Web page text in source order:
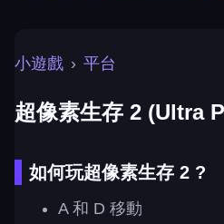
小遊戲 › 平台
超像素生存 2 (Ultra
如何玩超像素生存 2 ?
A 和 D 移動